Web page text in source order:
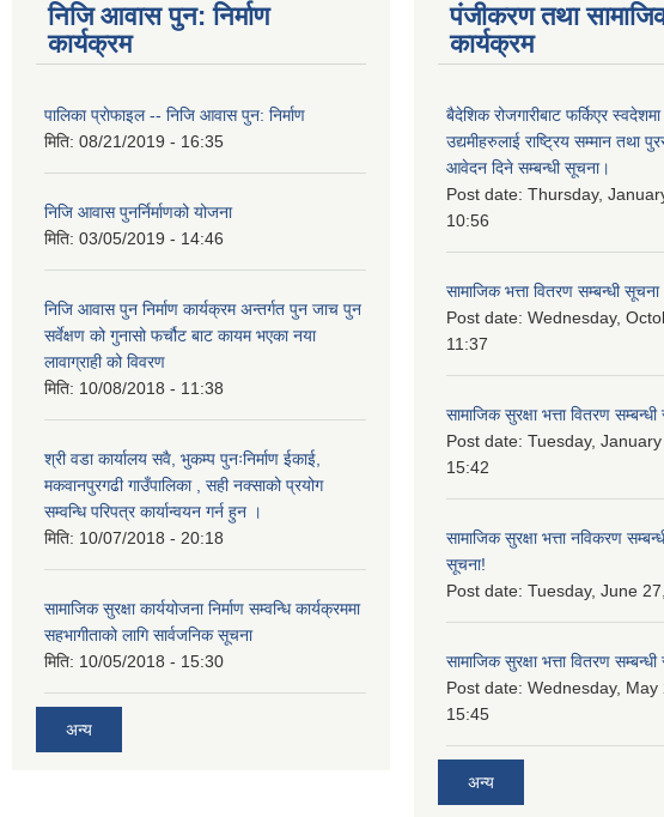
निजि आवास पुन: निर्माण
कार्यक्रम
पालिका प्राेफाइल -- निजि आवास पुन: निर्माण
मिति: 08/21/2019 - 16:35
निजि आवास पुनर्निर्माणको योजना
मिति: 03/05/2019 - 14:46
निजि आवास पुन निर्माण कार्यक्रम अन्तर्गत पुन जाच पुन
सर्वेक्षण को गुनासो फर्चौट बाट कायम भएका नया
लावाग्राही को विवरण
मिति: 10/08/2018 - 11:38
श्री वडा कार्यालय सवै, भुकम्प पुनःनिर्माण ईकाई,
मकवानपुरगढी गाउँपालिका , सही नक्साको प्रयोग
सम्वन्धि परिपत्र कार्यान्वयन गर्न हुन ।
मिति: 10/07/2018 - 20:18
सामाजिक सुरक्षा कार्ययोजना निर्माण सम्वन्धि कार्यक्रममा
सहभागीताको लागि सार्वजनिक सूचना
मिति: 10/05/2018 - 15:30
अन्य
पंजीकरण तथा
कार्यक्रम
बैदेशिक रोजगारीबाट फर्किएर
उद्यमीहरुलाई राष्‍ट्रिय सम्मान तथा
आवेदन दिने सम्बन्धी सूचना।
Post date: Thursday,
10:56
सामाजिक भत्ता वितरण सम्बन्धी सूचना
Post date: Wednesday,
11:37
सामाजिक सुरक्षा भत्ता वितरण
Post date: Tuesday,
15:42
सामाजिक सुरक्षा भत्ता नविकरण
सूचना!
Post date: Tuesday, June
सामाजिक सुरक्षा भत्ता वितरण
Post date: Wednesday, May
15:45
अन्य